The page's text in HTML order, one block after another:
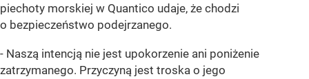
piechoty morskiej w Quantico udaje, że chodzi
o bezpieczeństwo podejrzanego.
- Naszą intencją nie jest upokorzenie ani poniżenie
zatrzymanego. Przyczyną jest troska o jego